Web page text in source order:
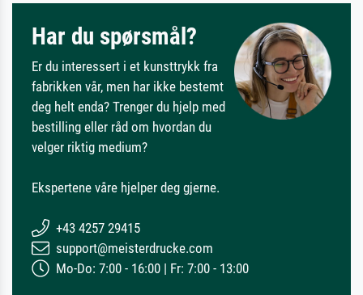
Har du spørsmål?
Er du interessert i et kunsttrykk fra
fabrikken vår, men har ikke bestemt
deg helt enda? Trenger du hjelp med
bestilling eller råd om hvordan du
velger riktig medium?
Ekspertene våre hjelper deg gjerne.
+43 4257 29415
support@meisterdrucke.com
Mo-Do: 7:00 - 16:00 | Fr: 7:00 - 13:00